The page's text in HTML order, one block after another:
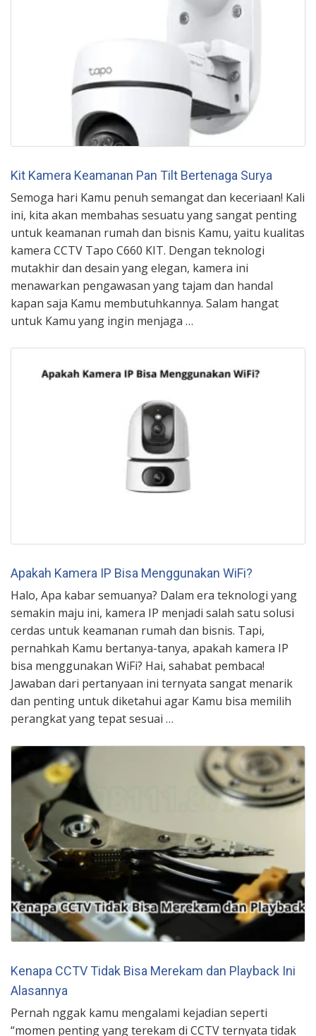
Kit Kamera Keamanan Pan Tilt Bertenaga Surya
Semoga hari Kamu penuh semangat dan keceriaan! Kali
ini, kita akan membahas sesuatu yang sangat penting
untuk keamanan rumah dan bisnis Kamu, yaitu kualitas
kamera CCTV Tapo C660 KIT. Dengan teknologi
mutakhir dan desain yang elegan, kamera ini
menawarkan pengawasan yang tajam dan handal
kapan saja Kamu membutuhkannya. Salam hangat
untuk Kamu yang ingin menjaga …
Apakah Kamera IP Bisa Menggunakan WiFi?
Halo, Apa kabar semuanya? Dalam era teknologi yang
semakin maju ini, kamera IP menjadi salah satu solusi
cerdas untuk keamanan rumah dan bisnis. Tapi,
pernahkah Kamu bertanya-tanya, apakah kamera IP
bisa menggunakan WiFi? Hai, sahabat pembaca!
Jawaban dari pertanyaan ini ternyata sangat menarik
dan penting untuk diketahui agar Kamu bisa memilih
perangkat yang tepat sesuai …
Kenapa CCTV Tidak Bisa Merekam dan Playback Ini
Alasannya
Pernah nggak kamu mengalami kejadian seperti
“momen penting yang terekam di CCTV ternyata tidak